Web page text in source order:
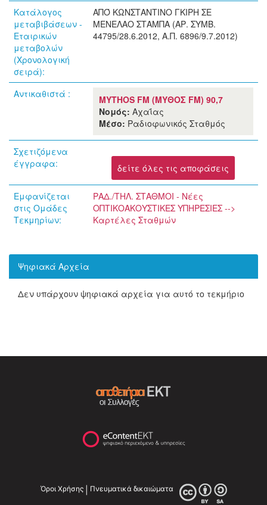
Κατάλογος
μεταβιβάσεων -
Εταιρικών
μεταβολών
(Χρονολογική
σειρά):
ΑΠΌ ΚΩΝΣΤΑΝΤΙΝΟ ΓΚΙΡΗ ΣΕ
ΜΕΝΕΛΑΟ ΣΤΑΜΠΑ (ΑΡ. ΣΥΜΒ.
44795/28.6.2012, Α.Π. 6896/9.7.2012)
Αντικαθιστά :
MYTHOS FM (ΜΥΘΟΣ FM) 90,7
Νομός: Αχαΐας
Μέσο: Ραδιοφωνικός Σταθμός
Σχετιζόμενα
έγγραφα:
δείτε όλες τις αποφάσεις
Εμφανίζεται
στις Ομάδες
Τεκμηρίων:
ΡΑΔ./ΤΗΛ. ΣΤΑΘΜΟΙ - Νέες
ΟΠΤΙΚΟΑΚΟΥΣΤΙΚΕΣ ΥΠΗΡΕΣΙΕΣ -->
Καρτέλες Σταθμών
Ψηφιακά Αρχεία
Δεν υπάρχουν ψηφιακά αρχεία για αυτό το τεκμήριο